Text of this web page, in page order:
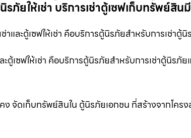
ภัยให้เช่า บริการเช่าตู้เซฟเก็บทรัพย์สิน
และตู้เซฟให้เช่า คือบริการตู้นิรภัยสำหรับการเช่าตู้
เซฟให้เช่า คือบริการตู้นิรภัยสำหรับการเช่าตู้นิรภัย
จัดเก็บทรัพย์สินใน ตู้นิรภัยเอกชน ที่สร้างจากโครง